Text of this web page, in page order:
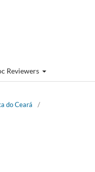
Reviewers
do Ceará
/